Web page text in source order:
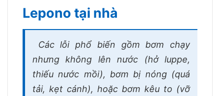
Lepono tại nhà
Các lỗi phổ biến gồm bơm chạy
nhưng không lên nước (hở luppe,
thiếu nước mồi), bơm bị nóng (quá
tải, kẹt cánh), hoặc bơm kêu to (vỡ